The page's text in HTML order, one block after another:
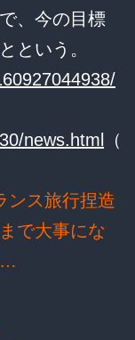
、今の目標
という。
news.html
（
ンス旅行捏造
で大事にな
…